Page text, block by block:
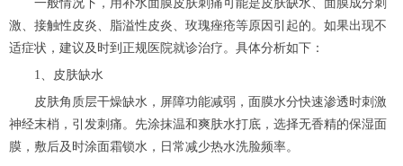
一般情况下，用补水面膜皮肤刺痛可能是皮肤缺水、面膜成分刺
激、接触性皮炎、脂溢性皮炎、玫瑰痤疮等原因引起的。如果出现不
适症状，建议及时到正规医院就诊治疗。具体分析如下：
1、皮肤缺水
皮肤角质层干燥缺水，屏障功能减弱，面膜水分快速渗透时刺激
神经末梢，引发刺痛。先涂抹温和爽肤水打底，选择无香精的保湿面
膜，敷后及时涂面霜锁水，日常减少热水洗脸频率。